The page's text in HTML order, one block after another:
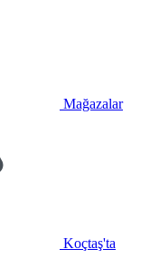
Mağazalar
Koçtaş'ta